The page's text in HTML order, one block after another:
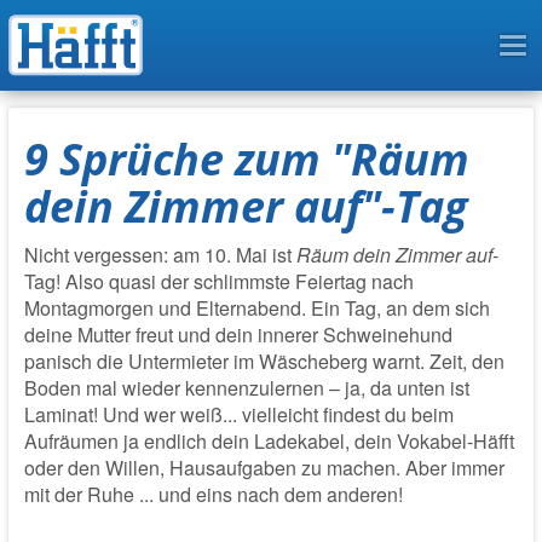
9 Sprüche zum "Räum
dein Zimmer auf"-Tag
Nicht vergessen: am 10. Mai istRäum dein Zimmer auf-
Tag! Also quasi der schlimmste Feiertag nach
Montagmorgen und Elternabend. Ein Tag, an dem sich
deine Mutter freut und dein innerer Schweinehund
panisch die Untermieter im Wäscheberg warnt. Zeit, den
Boden mal wieder kennenzulernen – ja, da unten ist
Laminat! Und wer weiß... vielleicht findest du beim
Aufräumen ja endlich dein Ladekabel, dein Vokabel-Häfft
oder den Willen, Hausaufgaben zu machen. Aber immer
mit der Ruhe ... und eins nach dem anderen!